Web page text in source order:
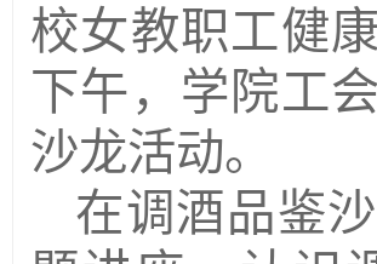
校女教职工健
下午， 学院工
沙龙活动。
在调酒品鉴